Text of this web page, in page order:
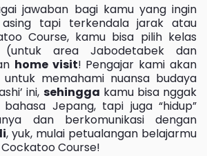
jawaban bagi kamu yang ingin
tapi terkendala jarak atau
Course, kamu bisa pilih kelas
area Jabodetabek dan
home visit! Pengajar kami akan
memahami nuansa budaya
ini, sehingga kamu bisa nggak
Jepang, tapi juga “hidup”
dan berkomunikasi dengan
, yuk, mulai petualangan belajarmu
Course!